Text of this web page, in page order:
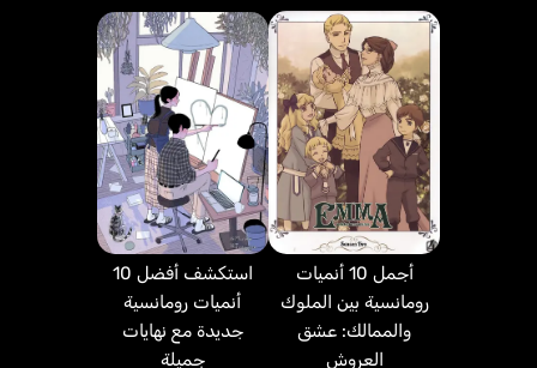
أجمل 10 أنميات
رومانسية بين الملوك
والممالك: عشق
العروش
استكشف أفضل 10
أنميات رومانسية
جديدة مع نهايات
جميلة